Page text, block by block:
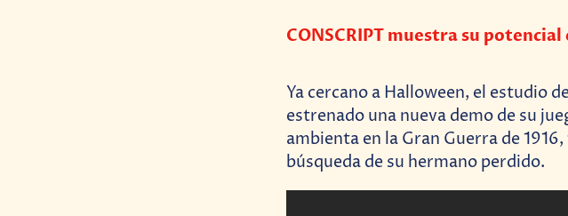
CONSCRIPT muestra su
Ya cercano a Halloween, el estudio
estrenado una nueva demo de su
ambienta en la Gran Guerra de
búsqueda de su hermano perdido.